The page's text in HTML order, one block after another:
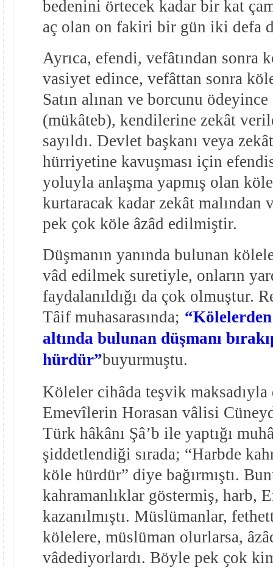
bedenini örtecek kadar bir kat
aç olan on fakiri bir gün iki defa
Ayrıca, efendi, vefâtından sonra
vasiyet edince, vefâttan sonra
Satın alınan ve borcunu
(mükâteb), kendilerine zekât
sayıldı. Devlet başkanı veya
hürriyetine kavuşması için
yoluyla anlaşma yapmış olan
kurtaracak kadar zekât
pek çok köle âzâd edilmiştir.
Düşmanın yanında bulunan
vâd edilmek suretiyle, onların
faydalanıldığı da çok olmuştur.
Tâif muhasarasında;
altında bulunan düşmanı
hürdür”buyurmuştu.
Köleler cihâda teşvik
Emevîlerin Horasan vâlisi
Türk hâkânı Şâ’b ile yaptığı
şiddetlendiği sırada; “Harbde
köle hürdür” diye bağırmıştı.
kahramanlıklar göstermiş, harb,
kazanılmıştı. Müslümanlar,
kölelere, müslüman olurlarsa,
vâdediyorlardı. Böyle pek çok